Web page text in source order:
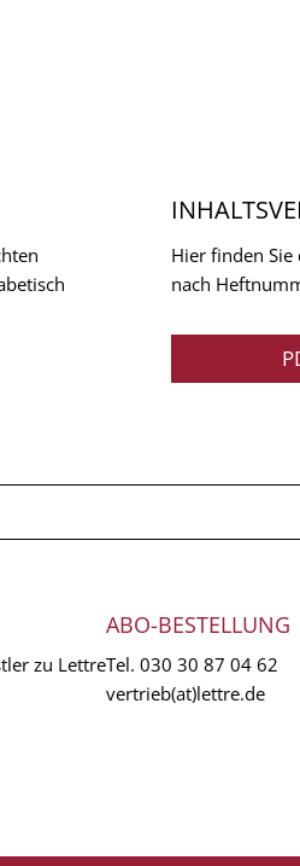
Hier finden
nach
zu Lettre
ABO-BESTELLUNG
Tel. 030 30 87 04 62
vertrieb(at)lettre.de